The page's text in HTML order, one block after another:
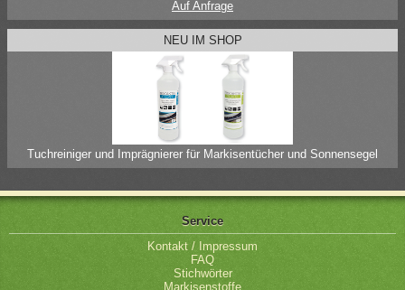
Auf Anfrage
NEU IM SHOP
Tuchreiniger und Imprägnierer für Markisentücher und Sonnensegel
Service
Kontakt / Impressum
FAQ
Stichwörter
Markisenstoffe